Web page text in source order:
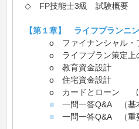
◇ FP技能士3級 試験概要
【第１章】 ライフプランニ
o ファイナンシャル・プ
o ライフプラン策定上
o 教育資金設計
o 住宅資金設計
o カードとローン
■ 一問一答Q&A （基
■ 一問一答Q&A （重